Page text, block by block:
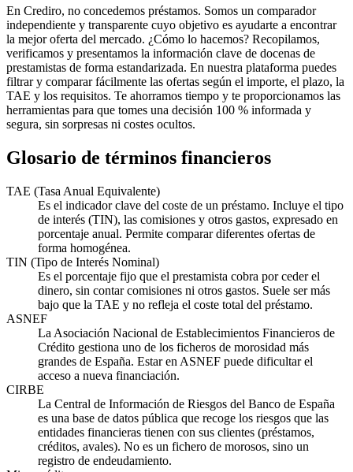
En Crediro, no concedemos préstamos. Somos un comparador
independiente y transparente cuyo objetivo es ayudarte a encontrar
la mejor oferta del mercado. ¿Cómo lo hacemos? Recopilamos,
verificamos y presentamos la información clave de docenas de
prestamistas de forma estandarizada. En nuestra plataforma puedes
filtrar y comparar fácilmente las ofertas según el importe, el plazo, la
TAE y los requisitos. Te ahorramos tiempo y te proporcionamos las
herramientas para que tomes una decisión 100 % informada y
segura, sin sorpresas ni costes ocultos.
Glosario de términos financieros
TAE (Tasa Anual Equivalente)
Es el indicador clave del coste de un préstamo. Incluye el tipo
de interés (TIN), las comisiones y otros gastos, expresado en
porcentaje anual. Permite comparar diferentes ofertas de
forma homogénea.
TIN (Tipo de Interés Nominal)
Es el porcentaje fijo que el prestamista cobra por ceder el
dinero, sin contar comisiones ni otros gastos. Suele ser más
bajo que la TAE y no refleja el coste total del préstamo.
ASNEF
La Asociación Nacional de Establecimientos Financieros de
Crédito gestiona uno de los ficheros de morosidad más
grandes de España. Estar en ASNEF puede dificultar el
acceso a nueva financiación.
CIRBE
La Central de Información de Riesgos del Banco de España
es una base de datos pública que recoge los riesgos que las
entidades financieras tienen con sus clientes (préstamos,
créditos, avales). No es un fichero de morosos, sino un
registro de endeudamiento.